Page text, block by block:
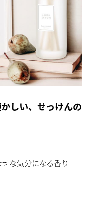
しい、せっけんの
な気分になる香り